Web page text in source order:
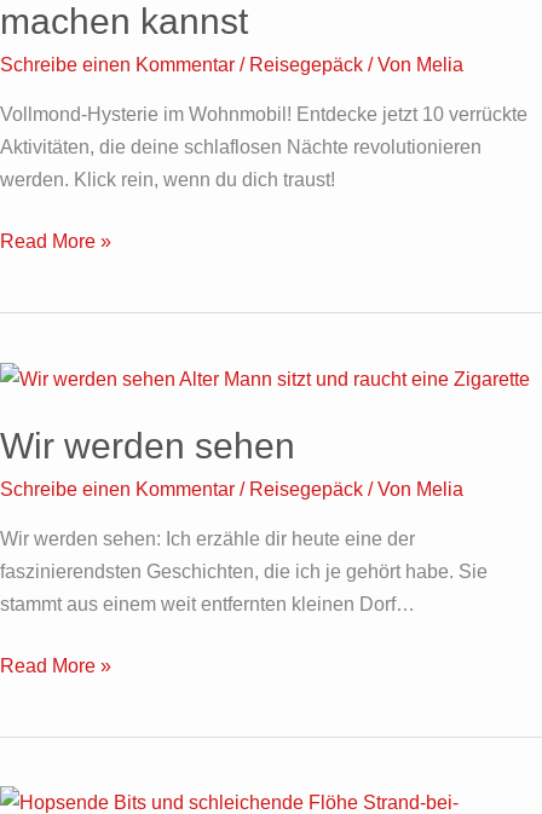
machen kannst
Schreibe einen Kommentar / Reisegepäck / Von Melia
Vollmond-Hysterie im Wohnmobil! Entdecke jetzt 10 verrückte
Aktivitäten, die deine schlaflosen Nächte revolutionieren
werden. Klick rein, wenn du dich traust!
bei
Vollmond
machen
kannst
Read More »
Wir werden sehen
Schreibe einen Kommentar / Reisegepäck / Von Melia
Wir werden sehen: Ich erzähle dir heute eine der
faszinierendsten Geschichten, die ich je gehört habe. Sie
stammt aus einem weit entfernten kleinen Dorf…
Wir
sehen
Read More »
Hopsende